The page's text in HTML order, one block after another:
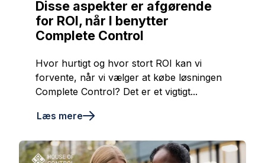
Disse aspekter er afgørende
for ROI, når I benytter
Complete Control
Hvor hurtigt og hvor stort ROI kan vi
forvente, når vi vælger at købe løsningen
Complete Control? Det er et vigtigt...
Læs mere